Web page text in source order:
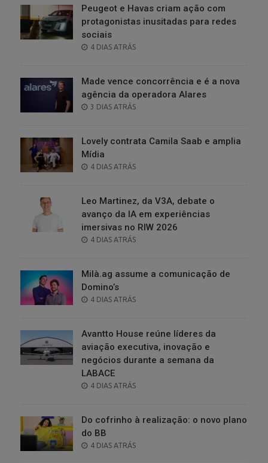
Peugeot e Havas criam ação com
protagonistas inusitadas para redes
sociais
POSTED
4 DIAS ATRÁS
Made vence concorrência e é a nova
agência da operadora Alares
POSTED
3 DIAS ATRÁS
Lovely contrata Camila Saab e amplia
Mídia
POSTED
4 DIAS ATRÁS
Leo Martinez, da V3A, debate o
avanço da IA em experiências
imersivas no RIW 2026
POSTED
4 DIAS ATRÁS
Milà.ag assume a comunicação de
Domino’s
POSTED
4 DIAS ATRÁS
Avantto House reúne líderes da
aviação executiva, inovação e
negócios durante a semana da
LABACE
POSTED
4 DIAS ATRÁS
Do cofrinho à realização: o novo plano
do BB
POSTED
4 DIAS ATRÁS